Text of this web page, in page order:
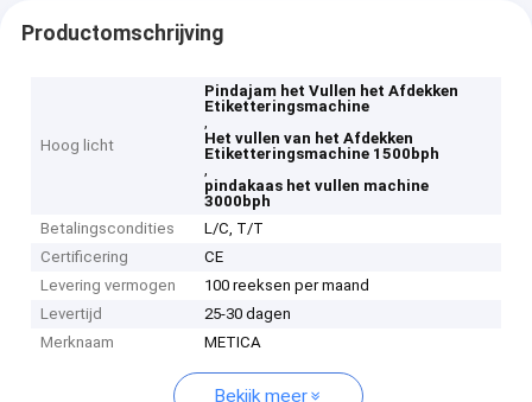
Productomschrijving
Hoog licht
Pindajam het Vullen het Afdekken
Etiketteringsmachine
,
Het vullen van het Afdekken
Etiketteringsmachine 1500bph
,
pindakaas het vullen machine
3000bph
Betalingscondities
L/C, T/T
Certificering
CE
Levering vermogen
100 reeksen per maand
Levertijd
25-30 dagen
Merknaam
METICA
Bekijk meer